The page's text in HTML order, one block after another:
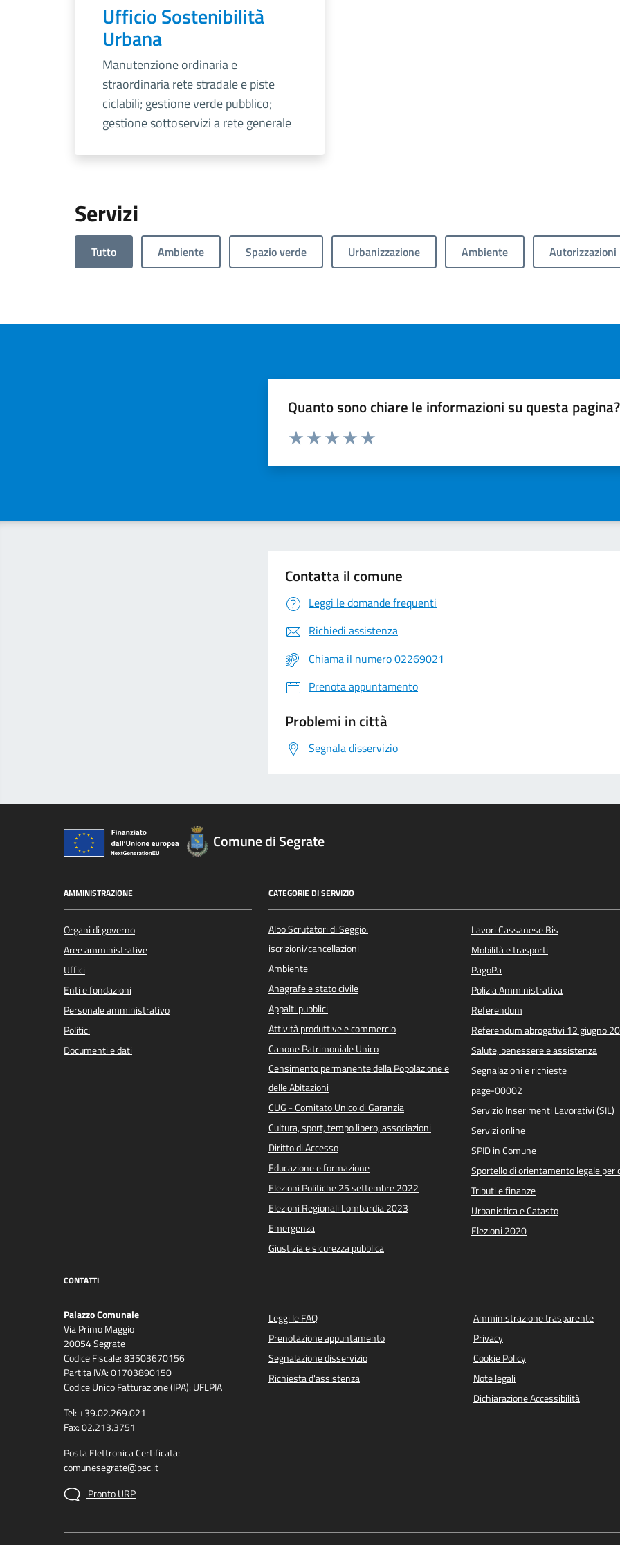
Ufficio Sostenibilità
Urbana
Manutenzione ordinaria e
straordinaria rete stradale e piste
ciclabili; gestione verde pubblico;
gestione sottoservizi a rete generale
Servizi
Tutto Ambiente Spazio verde Urbanizzazione Ambiente Autorizzazioni
Quanto sono chiare le informazioni su questa pagina?
Valuta da 1 a 5 stelle la pagina
Contatta il comune
Leggi le domande frequenti
Richiedi assistenza
Chiama il numero 02269021
Prenota appuntamento
Problemi in città
Segnala disservizio
Comune di Segrate
AMMINISTRAZIONE
Organi di governo
Aree amministrative
Uffici
Enti e fondazioni
Personale amministrativo
Politici
Documenti e dati
CATEGORIE DI SERVIZIO
Albo Scrutatori di Seggio:
iscrizioni/cancellazioni
Ambiente
Anagrafe e stato civile
Appalti pubblici
Attività produttive e commercio
Canone Patrimoniale Unico
Censimento permanente della Popolazione e
delle Abitazioni
CUG - Comitato Unico di Garanzia
Cultura, sport, tempo libero, associazioni
Diritto di Accesso
Educazione e formazione
Elezioni Politiche 25 settembre 2022
Elezioni Regionali Lombardia 2023
Emergenza
Giustizia e sicurezza pubblica
Lavori Cassanese Bis
Mobilità e trasporti
PagoPa
Polizia Amministrativa
Referendum
Referendum abrogativi 12 giugno
Salute, benessere e assistenza
Segnalazioni e richieste
page-00002
Servizio Inserimenti Lavorativi (SIL)
Servizi online
SPID in Comune
Sportello di orientamento legale per
Tributi e finanze
Urbanistica e Catasto
Elezioni 2020
CONTATTI
Palazzo Comunale
Via Primo Maggio
20054 Segrate
Codice Fiscale: 83503670156
Partita IVA: 01703890150
Codice Unico Fatturazione (IPA): UFLPIA
Tel: +39.02.269.021
Fax: 02.213.3751
Posta Elettronica Certificata:
comunesegrate@pec.it
Pronto URP
Leggi le FAQ
Prenotazione appuntamento
Segnalazione disservizio
Richiesta d'assistenza
Amministrazione trasparente
Privacy
Cookie Policy
Note legali
Dichiarazione Accessibilità